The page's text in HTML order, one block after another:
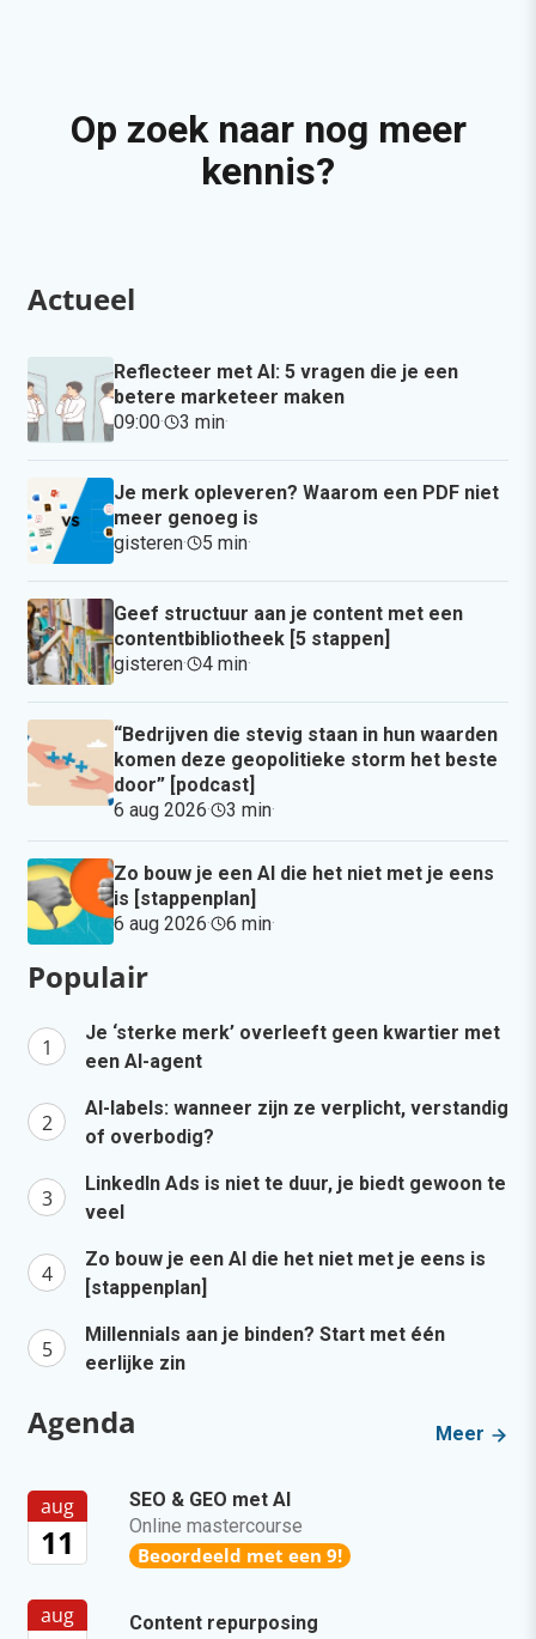
Op zoek naar nog meer
kennis?
Actueel
Reflecteer met AI: 5 vragen die je een
betere marketeer maken
09:00· 3 min·
Je merk opleveren? Waarom een PDF niet
meer genoeg is
gisteren· 5 min·
Geef structuur aan je content met een
contentbibliotheek [5 stappen]
gisteren· 4 min·
“Bedrijven die stevig staan in hun waarden
komen deze geopolitieke storm het beste
door” [podcast]
6 aug 2026· 3 min·
Zo bouw je een AI die het niet met je eens
is [stappenplan]
6 aug 2026· 6 min·
Populair
Je ‘sterke merk’ overleeft geen kwartier met
een AI-agent
AI-labels: wanneer zijn ze verplicht, verstandig
of overbodig?
LinkedIn Ads is niet te duur, je biedt gewoon te
veel
Zo bouw je een AI die het niet met je eens is
[stappenplan]
Millennials aan je binden? Start met één
eerlijke zin
Agenda Meer
aug
11
SEO & GEO met AI
Online mastercourse
Beoordeeld met een 9!
aug
Content repurposing